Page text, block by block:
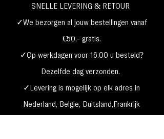
SNELLE LEVERING & RETOUR
✓We bezorgen al jouw bestellingen vanaf
€50,- gratis.
✓Op werkdagen voor 16.00 u besteld?
Dezelfde dag verzonden.
✓Levering is mogelijk op elk adres in
Nederland, België, Duitsland,Frankrijk